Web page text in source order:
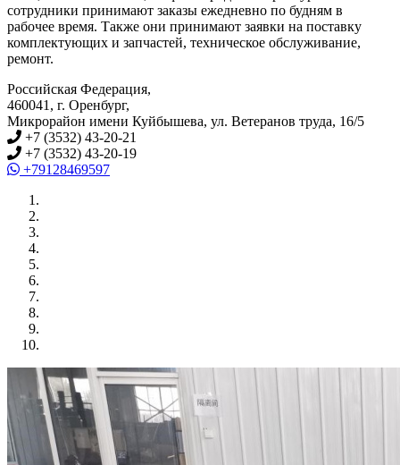
сотрудники принимают заказы ежедневно по будням в
рабочее время. Также они принимают заявки на поставку
комплектующих и запчастей, техническое обслуживание,
ремонт.
Российская Федерация,
460041 , г. Оренбург,
Микрорайон имени Куйбышева, ул. Ветеранов труда, 16/5
+7 (3532) 43-20-21
+7 (3532) 43-20-19
+79128469597